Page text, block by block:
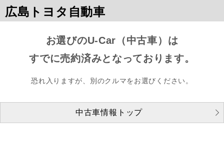
広島トヨタ自動車
お選びのU-Car（中古車）は
すでに売約済みとなっております。
恐れ入りますが、別のクルマをお選びください。
中古車情報トップ